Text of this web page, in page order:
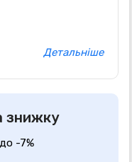
Детальніше
знижку
-7%